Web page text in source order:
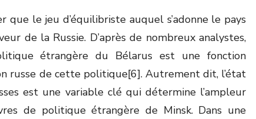
que le jeu d’équilibriste auquel s’adonne le pays
de la Russie. D’après de nombreux analystes,
étrangère du Bélarus est une fonction
russe de cette politique[6]. Autrement dit, l’état
est une variable clé qui détermine l’ampleur
de politique étrangère de Minsk. Dans une